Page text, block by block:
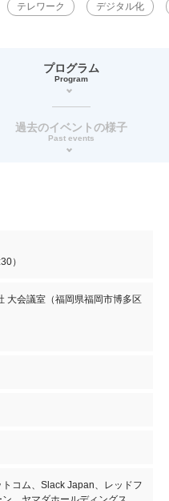
テレワーク デジタル化
プログラム
Program
過去のイベントの様子
Past events
）
大会議室（福岡県福岡市博多区
コム、Slack Japan、レッドフ